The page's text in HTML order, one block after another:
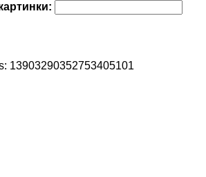
13903290352753405101